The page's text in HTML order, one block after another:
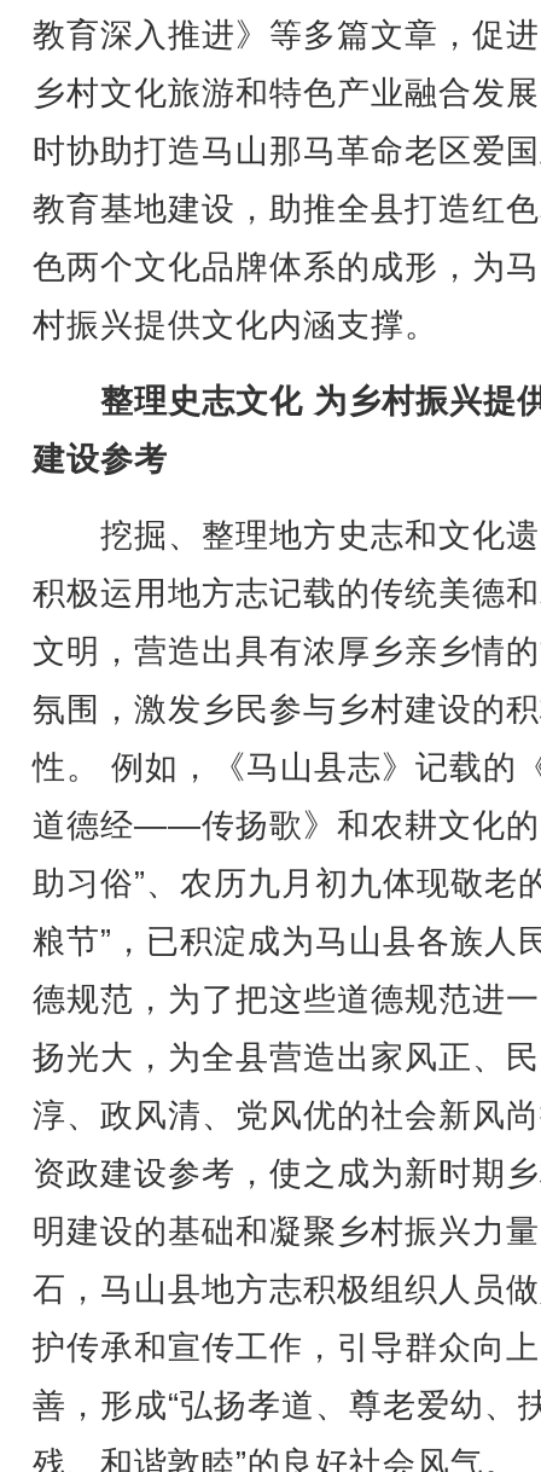
教育深入推进》等多篇文章，促
乡村文化旅游和特色产业融合发
时协助打造马山那马革命老区爱
教育基地建设，助推全县打造红
色两个文化品牌体系的成形，为
村振兴提供文化内涵支撑。
整理史志文化 为乡村振兴提
建设参考
挖掘、整理地方史志和文化
积极运用地方志记载的传统美德
文明，营造出具有浓厚乡亲乡情
氛围，激发乡民参与乡村建设的
性。 例如，《马山县志》记载的
道德经——传扬歌》和农耕文化的
助习俗”、农历九月初九体现敬老
粮节”，已积淀成为马山县各族人
德规范，为了把这些道德规范进
扬光大，为全县营造出家风正、
淳、政风清、党风优的社会新风
资政建设参考，使之成为新时期
明建设的基础和凝聚乡村振兴力
石，马山县地方志积极组织人员
护传承和宣传工作，引导群众向
善，形成“弘扬孝道、尊老爱幼、
残、和谐敦睦”的良好社会风气。